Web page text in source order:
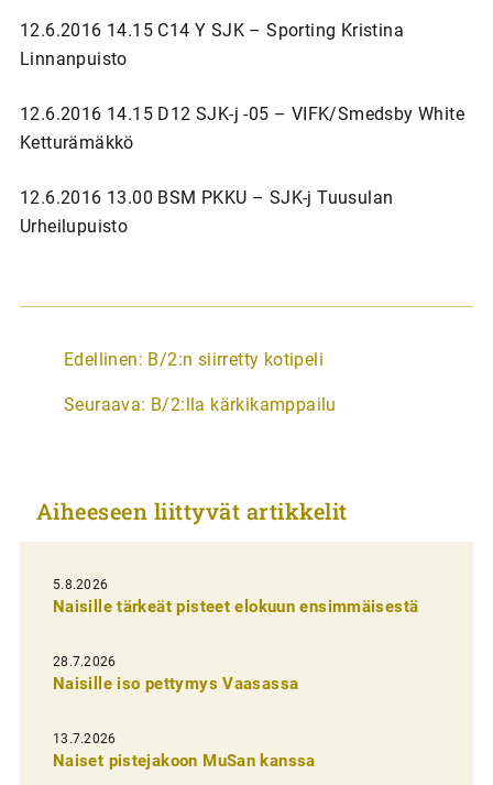
12.6.2016 14.15 C14 Y SJK – Sporting Kristina
Linnanpuisto
12.6.2016 14.15 D12 SJK-j -05 – VIFK/Smedsby White
Ketturämäkkö
12.6.2016 13.00 BSM PKKU – SJK-j Tuusulan
Urheilupuisto
A
t
k
e
l
i
e
n
e
Edellinen: B/2:n siirretty kotipeli
Seuraava: B/2:lla kärkikamppailu
Aiheeseen liittyvät artikkelit
5.8.2026
Naisille tärkeät pisteet elokuun ensimmäisestä
28.7.2026
Naisille iso pettymys Vaasassa
13.7.2026
Naiset pistejakoon MuSan kanssa